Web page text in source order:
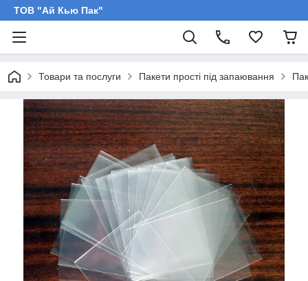
ТОВ "Ай Кью Пак"
Товари та послуги Пакети прості під запаювання